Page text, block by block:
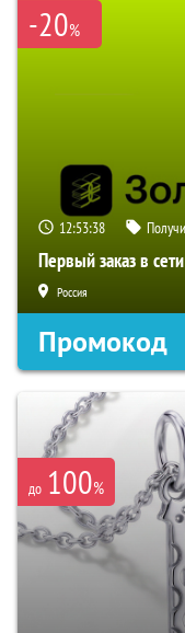
-20%
12:53:37
Первый заказ в
Россия
Промокод
до 100%